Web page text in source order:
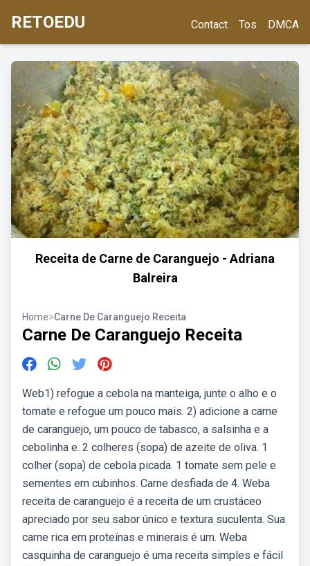
RETOEDU Contact Tos DMCA
Receita de Carne de Caranguejo - Adriana
Balreira
Home>Carne De Caranguejo Receita
Carne De Caranguejo Receita
Web1) refogue a cebola na manteiga, junte o alho e o
tomate e refogue um pouco mais. 2) adicione a carne
de caranguejo, um pouco de tabasco, a salsinha e a
cebolinha e. 2 colheres (sopa) de azeite de oliva. 1
colher (sopa) de cebola picada. 1 tomate sem pele e
sementes em cubinhos. Carne desfiada de 4. Weba
receita de caranguejo é a receita de um crustáceo
apreciado por seu sabor único e textura suculenta. Sua
carne rica em proteínas e minerais é um. Weba
casquinha de caranguejo é uma receita simples e fácil